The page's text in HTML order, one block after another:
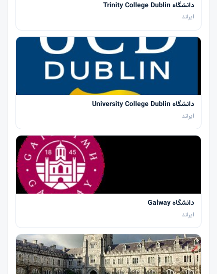
دانشگاه Trinity College Dublin
ایرلند
دانشگاه University College Dublin
ایرلند
دانشگاه Galway
ایرلند